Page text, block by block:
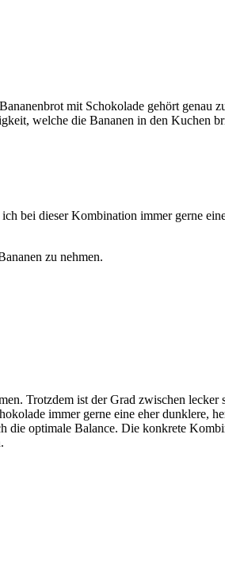
mit Schokolade gehört
welche die Bananen in den Kuchen
bei dieser Kombination immer gerne
zu nehmen.
Trotzdem ist der Grad zwischen lecker
immer gerne eine eher dunklere,
optimale Balance. Die konkrete